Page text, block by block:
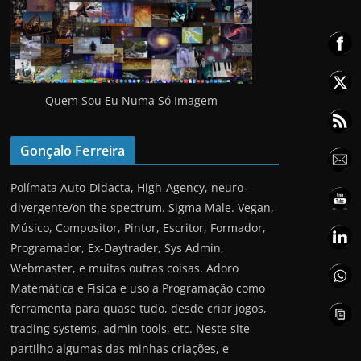
Quem Sou Eu Numa Só Imagem
Gonçalo Ferreira
Polímata Auto-Didacta, High-Agency, neuro-
divergente/on the spectrum. Sigma Male. Vegan,
Músico, Compositor, Pintor, Escritor, Formador,
Programador, Ex-Daytrader, Sys Admin,
Webmaster, e muitas outras coisas. Adoro
Matemática e Física e uso a Programação como
ferramenta para quase tudo, desde criar jogos,
trading systems, admin tools, etc. Neste site
partilho algumas das minhas criações, e